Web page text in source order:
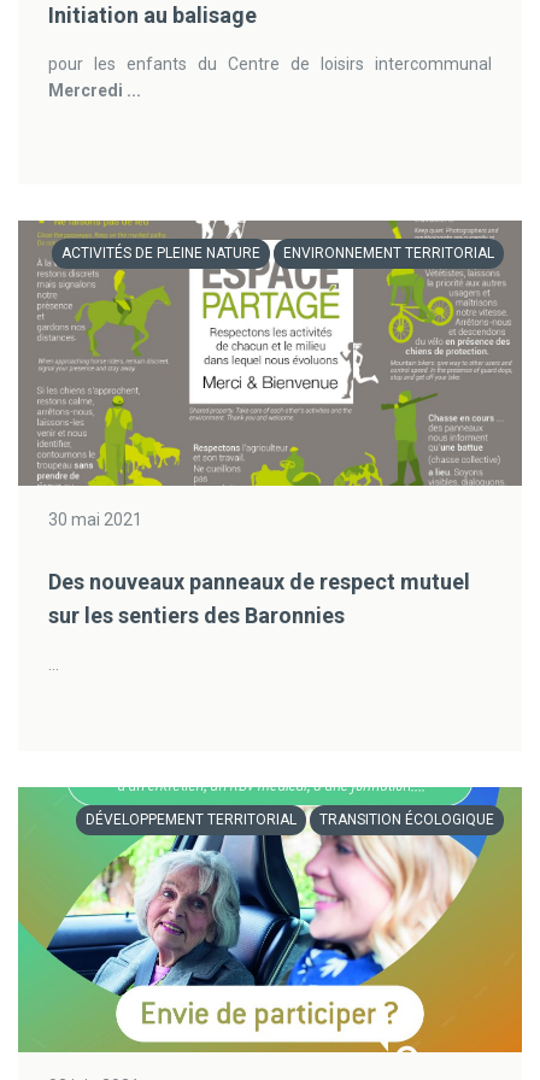
Initiation au balisage
pour les enfants du Centre de loisirs intercommunal
Mercredi ...
ACTIVITÉS DE PLEINE NATURE ENVIRONNEMENT TERRITORIAL
30 mai 2021
Des nouveaux panneaux de respect mutuel
sur les sentiers des Baronnies
DÉVELOPPEMENT TERRITORIAL TRANSITION ÉCOLOGIQUE